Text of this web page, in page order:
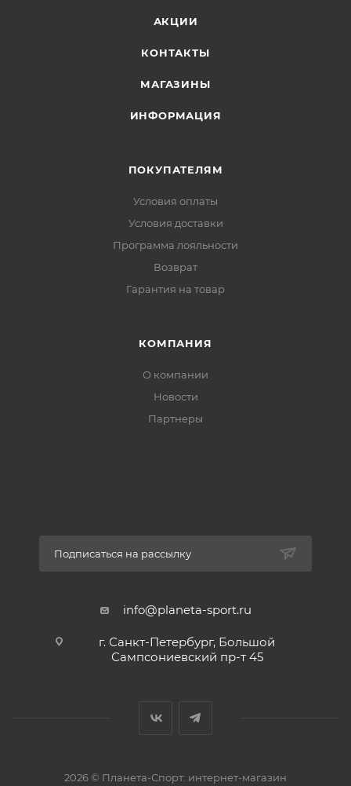
АКЦИИ
КОНТАКТЫ
МАГАЗИНЫ
ИНФОРМАЦИЯ
ПОКУПАТЕЛЯМ
Условия оплаты
Условия доставки
Программа лояльности
Возврат
Гарантия на товар
КОМПАНИЯ
О компании
Новости
Партнеры
Подписаться на рассылку
info@planeta-sport.ru
г. Санкт-Петербург, Большой
Сампсониевский пр-т 45
2026 © Планета-Спорт: интернет-магазин